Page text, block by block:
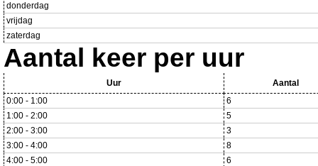
donderdag
vrijdag
zaterdag
Aantal keer per uur
Uur
Aantal
0:00 - 1:00
6
1:00 - 2:00
5
2:00 - 3:00
3
3:00 - 4:00
8
4:00 - 5:00
6